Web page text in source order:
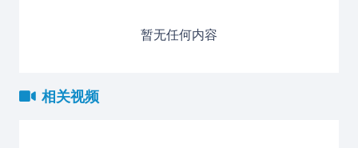
暂无任何内容
相关视频